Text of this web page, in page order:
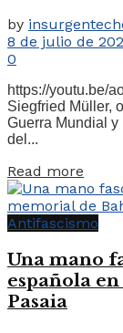
by
8 de julio de
0
https://youtu.be/
Siegfried Müller,
Guerra Mundial
del...
Read more
Antifascismo
Una mano
española
Pasaia